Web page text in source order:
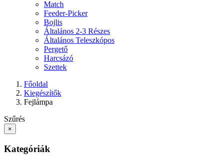
Match
Feeder-Picker
Bojlis
Általános 2-3 Részes
Általános Teleszkópos
Pergető
Harcsázó
Szettek
Főoldal
Kiegészítők
Fejlámpa
Szűrés
×
Kategóriák